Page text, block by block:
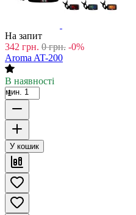
На запит
342 грн. 0 грн. -0%
Aroma AT-200
В наявності
мин. 1
У кошик